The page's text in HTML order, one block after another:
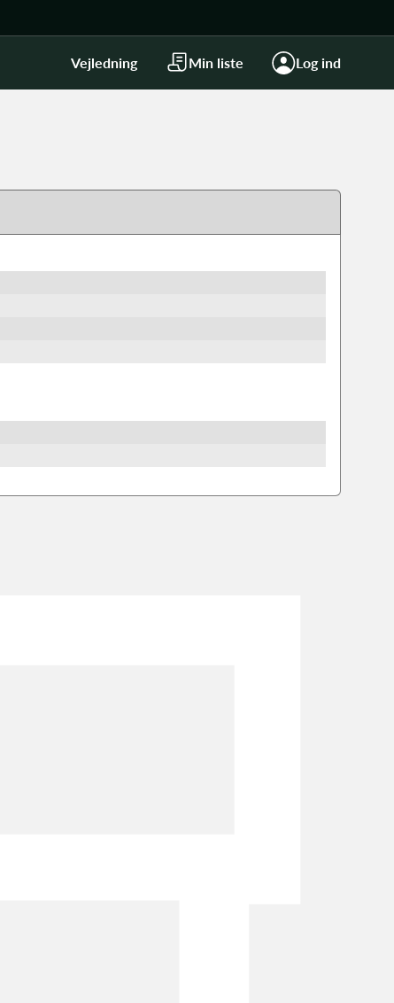
Vejledning Min liste Log ind